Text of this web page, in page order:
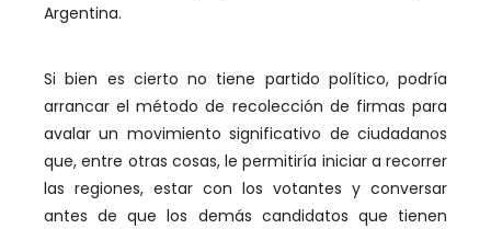
Argentina.
Si bien es cierto no tiene partido político, podría
arrancar el método de recolección de firmas para
avalar un movimiento significativo de ciudadanos
que, entre otras cosas, le permitiría iniciar a recorrer
las regiones, estar con los votantes y conversar
antes de que los demás candidatos que tienen